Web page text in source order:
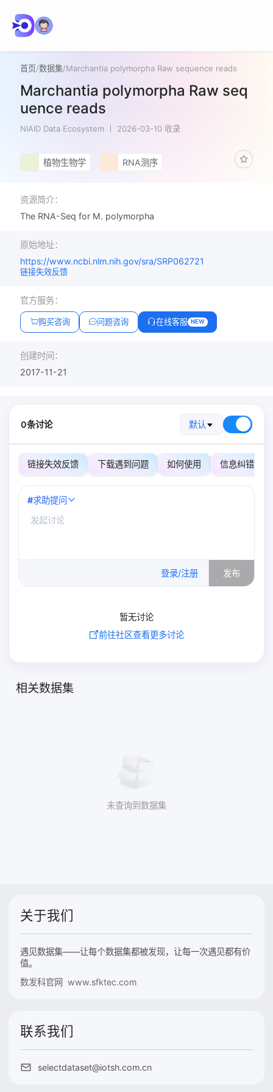
首页/数据集/Marchantia polymorpha Raw sequence reads
Marchantia polymorpha Raw seq
uence reads
NIAID Data Ecosystem 2026-03-10 收录
植物生物学 RNA测序
资源简介：
The RNA-Seq for M. polymorpha
原始地址：
https://www.ncbi.nlm.nih.gov/sra/SRP062721
链接失效反馈
官方服务：
购买咨询 问题咨询 在线客服 NEW
创建时间：
2017-11-21
0条讨论 默认
链接失效反馈 下载遇到问题 如何使用 信息纠错
#求助提问
登录/注册 发布
暂无讨论
前往社区查看更多讨论
相关数据集
未查询到数据集
关于我们
遇见数据集——让每个数据集都被发现，让每一次遇见都有价
值。
数发科官网 www.sfktec.com
联系我们
selectdataset@iotsh.com.cn